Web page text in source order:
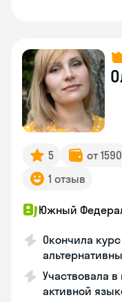
5 от
1 отзыв
Южный
Окончила
Участвовала
активной